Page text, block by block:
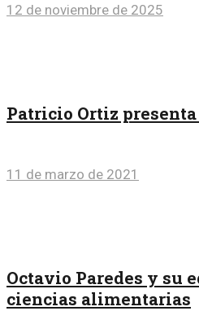
12 de noviembre de 2025
Patricio Ortiz
11 de marzo de 2021
Octavio Paredes y su
ciencias alimentarias